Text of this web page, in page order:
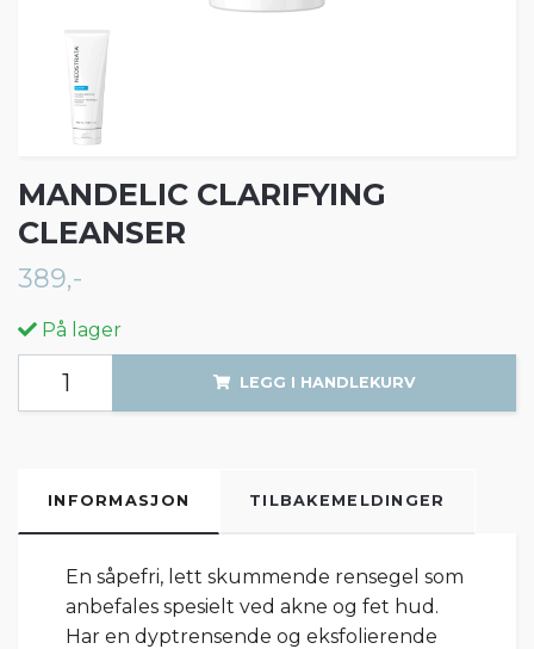
MANDELIC CLARIFYING
CLEANSER
389,-
På lager
LEGG I HANDLEKURV
INFORMASJON TILBAKEMELDINGER
En såpefri, lett skummende rensegel som
anbefales spesielt ved akne og fet hud.
Har en dyptrensende og eksfolierende